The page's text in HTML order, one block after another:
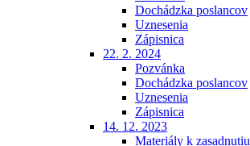
Dochádzka poslancov
Uznesenia
Zápisnica
22. 2. 2024
Pozvánka
Dochádzka poslancov
Uznesenia
Zápisnica
14. 12. 2023
Materiály k zasadnutiu